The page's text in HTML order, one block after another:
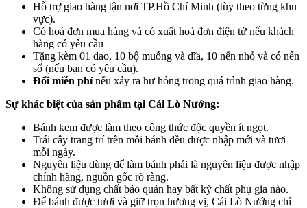
Hỗ trợ giao hàng tận nơi TP.Hồ Chí Minh (tùy theo từng khu
vực).
Có hoá đơn mua hàng và có xuất hoá đơn điện tử nếu khách
hàng có yêu cầu
Tặng kèm 01 dao, 10 bộ muỗng và dĩa, 10 nến nhỏ và có nến
số (nếu bạn có yêu cầu).
Đổi miễn phínếu xảy ra hư hỏng trong quá trình giao hàng.
Sự khác biệt của sản phẩm tại Cái Lò Nướng:
Bánh kem được làm theo công thức độc quyền ít ngọt.
Trái cây trang trí trên mỗi bánh đều được nhập mới và tươi
mỗi ngày.
Nguyên liệu dùng để làm bánh phải là nguyên liệu được nhập
chính hãng, nguồn gốc rõ ràng.
Không sử dụng chất bảo quản hay bất kỳ chất phụ gia nào.
Để bánh được tươi và giữ trọn hương vị, Cái Lò Nướng chỉ